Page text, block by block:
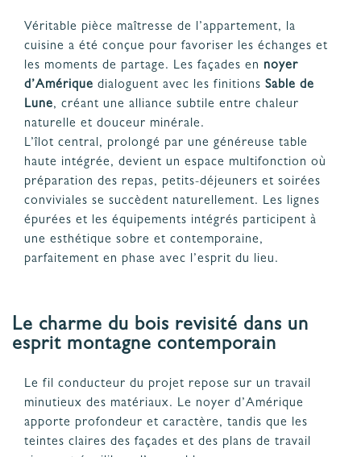
Véritable pièce maîtresse de l’appartement, la
cuisine a été conçue pour favoriser les échanges et
les moments de partage. Les façades en noyer
d’Amérique dialoguent avec les finitions Sable de
Lune, créant une alliance subtile entre chaleur
naturelle et douceur minérale.
L’îlot central, prolongé par une généreuse table
haute intégrée, devient un espace multifonction où
préparation des repas, petits-déjeuners et soirées
conviviales se succèdent naturellement. Les lignes
épurées et les équipements intégrés participent à
une esthétique sobre et contemporaine,
parfaitement en phase avec l’esprit du lieu.
Le charme du bois revisité dans un
esprit montagne contemporain
Le fil conducteur du projet repose sur un travail
minutieux des matériaux. Le noyer d’Amérique
apporte profondeur et caractère, tandis que les
teintes claires des façades et des plans de travail